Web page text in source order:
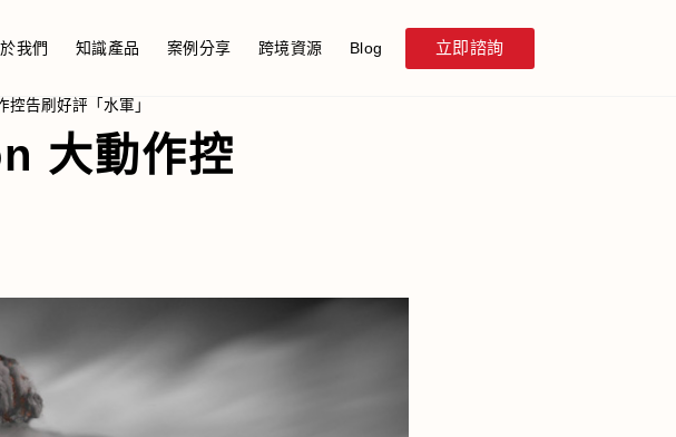
我們 知識產品 案例分享 跨境資源 Blog 立即諮詢
告刷好評「水軍」
大動作控